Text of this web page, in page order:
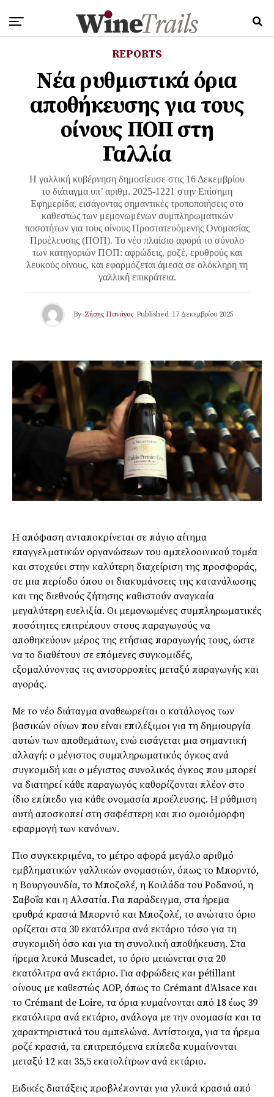
REPORTS
Νέα ρυθμιστικά όρια
αποθήκευσης για τους
οίνους ΠΟΠ στη
Γαλλία
Η γαλλική κυβέρνηση δημοσίευσε στις 16 Δεκεμβρίου
το διάταγμα υπ’ αριθμ. 2025-1221 στην Επίσημη
Εφημερίδα, εισάγοντας σημαντικές τροποποιήσεις στο
καθεστώς των μεμονωμένων συμπληρωματικών
ποσοτήτων για τους οίνους Προστατευόμενης Ονομασίας
Προέλευσης (ΠΟΠ). Το νέο πλαίσιο αφορά το σύνολο
των κατηγοριών ΠΟΠ: αφρώδεις, ροζέ, ερυθρούς και
λευκούς οίνους, και εφαρμόζεται άμεσα σε ολόκληρη τη
γαλλική επικράτεια.
By Ζήσης Πανάγος Published 17 Δεκεμβρίου 2025
Η απόφαση ανταποκρίνεται σε πάγιο αίτημα
επαγγελματικών οργανώσεων του αμπελοοινικού τομέα
και στοχεύει στην καλύτερη διαχείριση της προσφοράς,
σε μια περίοδο όπου οι διακυμάνσεις της κατανάλωσης
και της διεθνούς ζήτησης καθιστούν αναγκαία
μεγαλύτερη ευελιξία. Οι μεμονωμένες συμπληρωματικές
ποσότητες επιτρέπουν στους παραγωγούς να
αποθηκεύουν μέρος της ετήσιας παραγωγής τους, ώστε
να το διαθέτουν σε επόμενες συγκομιδές,
εξομαλύνοντας τις ανισορροπίες μεταξύ παραγωγής και
αγοράς.
Με το νέο διάταγμα αναθεωρείται ο κατάλογος των
βασικών οίνων που είναι επιλέξιμοι για τη δημιουργία
αυτών των αποθεμάτων, ενώ εισάγεται μια σημαντική
αλλαγή: ο μέγιστος συμπληρωματικός όγκος ανά
συγκομιδή και ο μέγιστος συνολικός όγκος που μπορεί
να διατηρεί κάθε παραγωγός καθορίζονται πλέον στο
ίδιο επίπεδο για κάθε ονομασία προέλευσης. Η ρύθμιση
αυτή αποσκοπεί στη σαφέστερη και πιο ομοιόμορφη
εφαρμογή των κανόνων.
Πιο συγκεκριμένα, το μέτρο αφορά μεγάλο αριθμό
εμβληματικών γαλλικών ονομασιών, όπως το Μπορντό,
η Βουργουνδία, το Μποζολέ, η Κοιλάδα του Ροδανού, η
Σαβοΐα και η Αλσατία. Για παράδειγμα, στα ήρεμα
ερυθρά κρασιά Μπορντό και Μποζολέ, το ανώτατο όριο
ορίζεται στα 30 εκατόλιτρα ανά εκτάριο τόσο για τη
συγκομιδή όσο και για τη συνολική αποθήκευση. Στα
ήρεμα λευκά Muscadet, το όριο μειώνεται στα 20
εκατόλιτρα ανά εκτάριο. Για αφρώδεις και pétillant
οίνους με καθεστώς AOP, όπως το Crémant d’Alsace και
το Crémant de Loire, τα όρια κυμαίνονται από 18 έως 39
εκατόλιτρα ανά εκτάριο, ανάλογα με την ονομασία και τα
χαρακτηριστικά του αμπελώνα. Αντίστοιχα, για τα ήρεμα
ροζέ κρασιά, τα επιτρεπόμενα επίπεδα κυμαίνονται
μεταξύ 12 και 35,5 εκατολίτρων ανά εκτάριο.
Ειδικές διατάξεις προβλέπονται για γλυκά κρασιά από